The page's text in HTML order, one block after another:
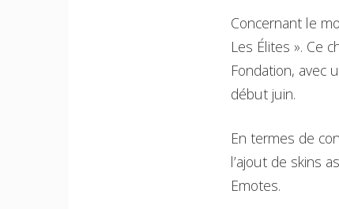
Concernant le
Les Élites ». Ce
Fondation, avec
début juin.
En termes de
l’ajout de skins
Emotes.